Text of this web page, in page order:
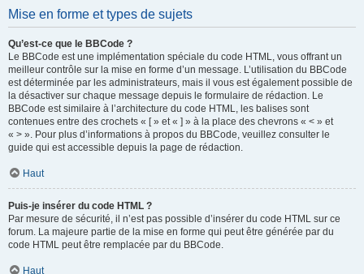
Mise en forme et types de sujets
Qu’est-ce que le BBCode ?
Le BBCode est une implémentation spéciale du code HTML, vous offrant un
meilleur contrôle sur la mise en forme d’un message. L’utilisation du BBCode
est déterminée par les administrateurs, mais il vous est également possible de
la désactiver sur chaque message depuis le formulaire de rédaction. Le
BBCode est similaire à l’architecture du code HTML, les balises sont
contenues entre des crochets « [ » et « ] » à la place des chevrons « < » et
« > ». Pour plus d’informations à propos du BBCode, veuillez consulter le
guide qui est accessible depuis la page de rédaction.
Haut
Puis-je insérer du code HTML ?
Par mesure de sécurité, il n’est pas possible d’insérer du code HTML sur ce
forum. La majeure partie de la mise en forme qui peut être générée par du
code HTML peut être remplacée par du BBCode.
Haut